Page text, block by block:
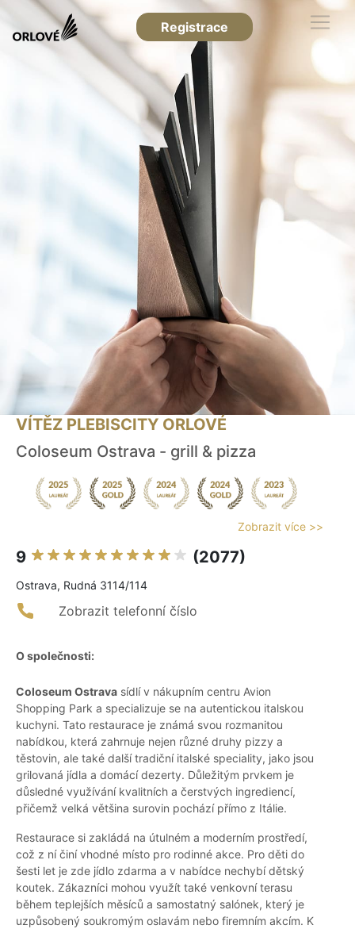
Registrace
VÍTĚZ PLEBISCITY ORLOVÉ
Coloseum Ostrava - grill & pizza
Zobrazit více >>
9 (2077)
Ostrava, Rudná 3114/114
Zobrazit telefonní číslo
O společnosti:
Coloseum Ostrava sídlí v nákupním centru Avion
Shopping Park a specializuje se na autentickou italskou
kuchyni. Tato restaurace je známá svou rozmanitou
nabídkou, která zahrnuje nejen různé druhy pizzy a
těstovin, ale také další tradiční italské speciality, jako jsou
grilovaná jídla a domácí dezerty. Důležitým prvkem je
důsledné využívání kvalitních a čerstvých ingrediencí,
přičemž velká většina surovin pochází přímo z Itálie.
Restaurace si zakládá na útulném a moderním prostředí,
což z ní činí vhodné místo pro rodinné akce. Pro děti do
šesti let je zde jídlo zdarma a v nabídce nechybí dětský
koutek. Zákazníci mohou využít také venkovní terasu
během teplejších měsíců a samostatný salónek, který je
uzpůsobený soukromým oslavám nebo firemním akcím. K